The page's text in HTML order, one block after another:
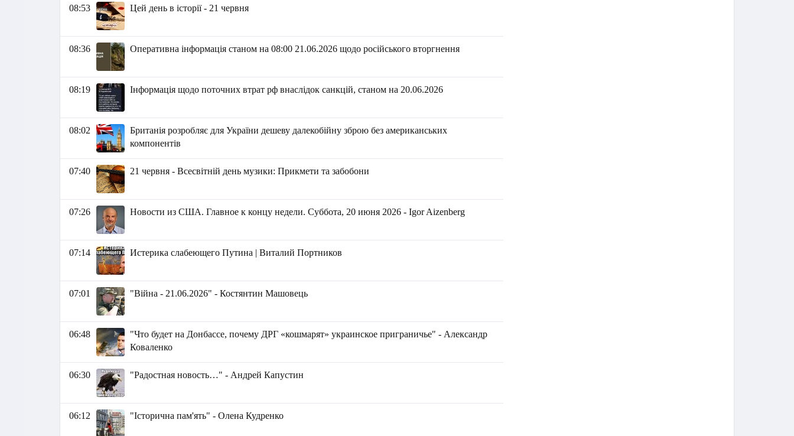
08:53 Цей день в історії - 21 червня
08:36 Оперативна інформація станом на 08:00 21.06.2026 щодо російського вторгнення
08:19 Інформація щодо поточних втрат рф внаслідок санкцій, станом на 20.06.2026​
08:02
Британія розробляє для України дешеву далекобійну зброю без американських
компонентів
07:40 21 червня - Всесвітній день музики: Прикмети та забобони
07:26 Новости из США. Главное к концу недели. Суббота, 20 июня 2026 - Igor Aizenberg
07:14 Истерика слабеющего Путина | Виталий Портников
07:01 "Війна - 21.06.2026" - Костянтин Машовець
06:48
"Что будет на Донбассе, почему ДРГ «кошмарят» украинское приграничье" - Александр
Коваленко
06:30 "Радостная новость…" - Андрей Капустин
06:12 "Історична пам'ять" - Олена Кудренко